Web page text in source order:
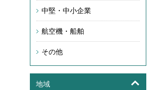
中堅・中小企業
航空機・船舶
その他
地域